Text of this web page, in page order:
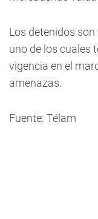
Los detenidos
uno de los cuales
vigencia en el
amenazas.
Fuente: Télam